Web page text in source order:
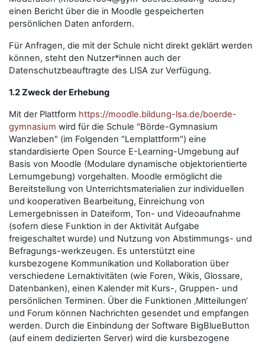
einen Bericht über die in Moodle gespeicherten
persönlichen Daten anfordern.
Für Anfragen, die mit der Schule nicht direkt geklärt werden
können, steht den Nutzer*innen auch der
Datenschutzbeauftragte des LISA zur Verfügung.
1.2 Zweck der Erhebung
Mit der Plattform https://moodle.bildung-lsa.de/boerde-
gymnasium wird für die Schule "Börde-Gymnasium
Wanzleben" (im Folgenden "Lernplattform") eine
standardisierte Open Source E-Learning-Umgebung auf
Basis von Moodle (Modulare dynamische objektorientierte
Lernumgebung) vorgehalten. Moodle ermöglicht die
Bereitstellung von Unterrichtsmaterialien zur individuellen
und kooperativen Bearbeitung, Einreichung von
Lernergebnissen in Dateiform, Ton- und Videoaufnahme
(sofern diese Funktion in der Aktivität Aufgabe
freigeschaltet wurde) und Nutzung von Abstimmungs- und
Befragungs-werkzeugen. Es unterstützt eine
kursbezogene Kommunikation und Kollaboration über
verschiedene Lernaktivitäten (wie Foren, Wikis, Glossare,
Datenbanken), einen Kalender mit Kurs-, Gruppen- und
persönlichen Terminen. Über die Funktionen ‚Mitteilungen‘
und Forum können Nachrichten gesendet und empfangen
werden. Durch die Einbindung der Software BigBlueButton
(auf einem dedizierten Server) wird die kursbezogene